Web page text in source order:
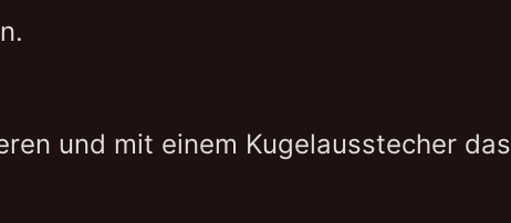
und mit einem Kugelausstecher das